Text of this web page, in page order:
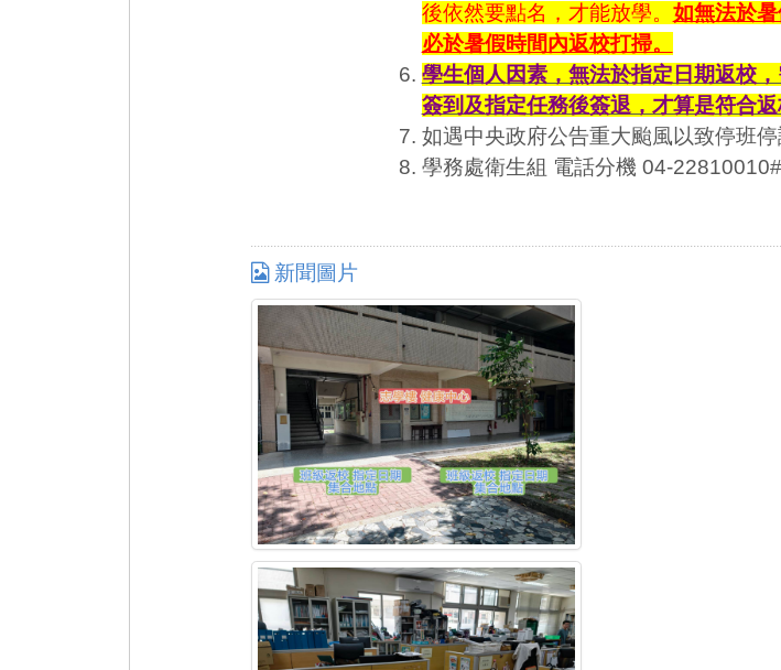
後依然要點名，才能放學。 如無法於
必於暑假時間內返校打掃。
學生個人因素，無法於指定日期返校
簽到及指定任務後簽退，才算是符合返
如遇中央政府公告重大颱風以致停班停
學務處衛生組 電話分機 04-
新聞圖片